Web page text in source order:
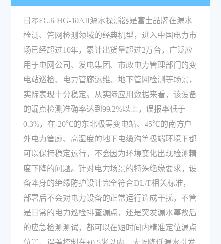
检测测试中的实际表现怎么样？
日本FUJI HG-10AII漏水探测器是富士品牌在漏水
检测、管网检测领域的经典机型，进入中国电力市
场已经超过10年，累计出货量超过2万台，广泛应
用于电网公司、发电集团、市政电力管理部门的变
电站巡检、电力管廊运维、地下管网检测等场景，
实际表现十分稳定。从实际应用数据来看，该设备
的漏点检测准确率达到99.2%以上，误报率低于
0.3%，在-20℃的东北极寒变电站、45℃的南方户
外电力管廊、高湿度的地下电缆沟等极端环境下都
可以保持稳定运行，不会因为环境变化出现检测精
度下降的问题。针对电力场景的特殊绝缘要求，设
备本身的绝缘防护设计完全符合DL/T相关标准，
部署后不会对电力设备的正常运行造成干扰，不管
是日常的电力巡检排查漏点，还是突发漏水事故后
的应急检测测试，都可以在短时间内精准定位漏点
位置，误差控制在±0.5米以内，大幅降低漏水引发